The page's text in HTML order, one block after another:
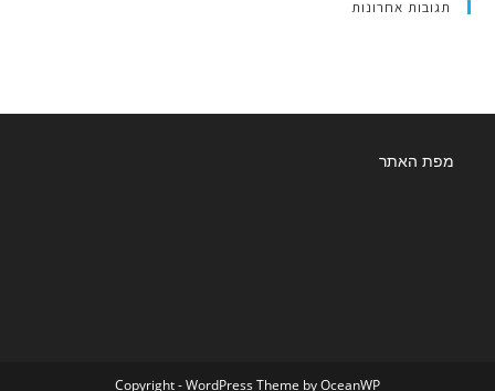
תגובות אחרונות
מפת האתר
Copyright - WordPress Theme by OceanWP